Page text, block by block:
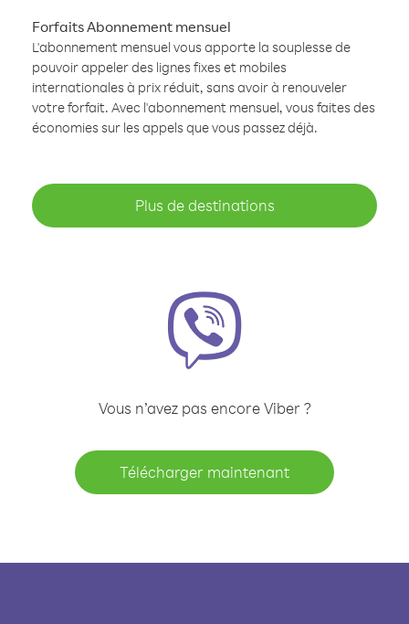
Forfaits Abonnement mensuel
L'abonnement mensuel vous apporte la souplesse de
pouvoir appeler des lignes fixes et mobiles
internationales à prix réduit, sans avoir à renouveler
votre forfait. Avec l'abonnement mensuel, vous faites des
économies sur les appels que vous passez déjà.
Plus de destinations
Vous n’avez pas encore Viber ?
Télécharger maintenant